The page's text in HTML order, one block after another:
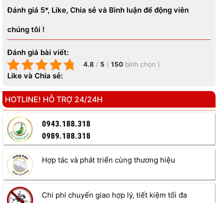
THẤT
Sơn siêu bóng
1Kg 48,000
Sơn men sứ
ngoại thất siêu
cấp
1Kg 52,000
SƠN
CHỐNG
THẤM
Sơn chống
thấm pha xi
măng
1Kg 28,000
(8-
thấm màu
1Kg 50,500
12m
Dầu bóng
1Kg 45,000
Đánh giá 5*, Like, Chia sẻ và Bình luận để động viên
chúng tôi !
Đánh giá bài viết:
4.8 / 5 ( 150 bình chọn )
Like và Chia sẻ:
HOTLINE! HỖ TRỢ 24/24H
0943.188.318
0989.188.318
Hợp tác và phát triển cùng thương hiệu
Chi phí chuyển giao hợp lý, tiết kiệm tối đa